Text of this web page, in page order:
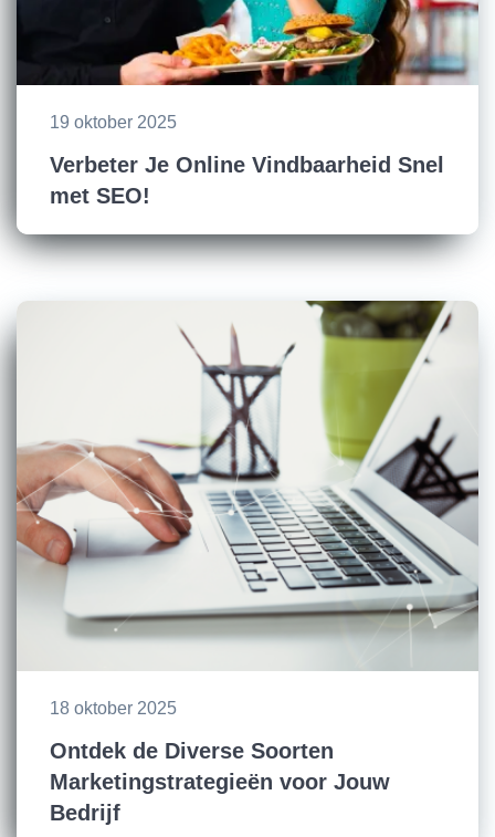
19 oktober 2025
Verbeter Je Online Vindbaarheid Snel
met SEO!
18 oktober 2025
Ontdek de Diverse Soorten
Marketingstrategieën voor Jouw
Bedrijf